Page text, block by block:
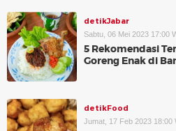
detikJabar
Sabtu, 06 Mei 2023 17:00
5 Rekomendasi
Goreng Enak di
detikFood
Jumat, 17 Feb 2023 18:00